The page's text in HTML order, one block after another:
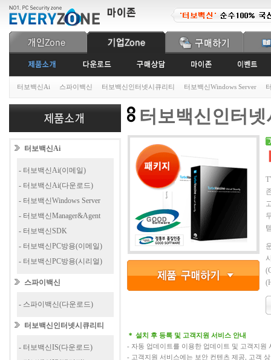
터보백신Ai 스파이백신 터보백신인터넷시큐리티 터보백신Windows Server
터보백신Ai
- 터보백신Ai(이메일)
- 터보백신Ai(다운로드)
- 터보백신Windows Server
- 터보백신Manager&Agent
- 터보백신SDK
- 터보백신PC방용(이메일)
- 터보백신PC방용(시리얼)
스파이백신
- 스파이백신(다운로드)
터보백신인터넷시큐리티
- 터보백신IS(다운로드)
터보백신인터
＊ 설치 후 등록 및 고객지원 서비스 안내
- 자동 업데이트를 이용한 업데이트 및 고객지원
- 고객지원 서비스에는 보안 컨텐츠 제공, 고객